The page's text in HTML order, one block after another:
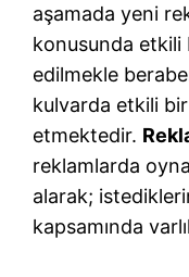
aşamada yeni
konusunda etkili
edilmekle
kulvarda etkili
etmektedir.
reklamlarda
alarak;
kapsamında